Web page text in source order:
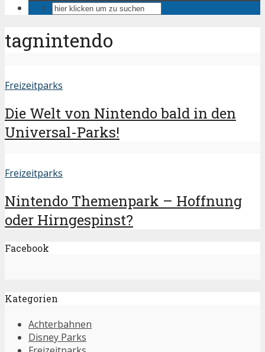
tagnintendo
Freizeitparks
Die Welt von Nintendo bald in den
Universal-Parks!
Freizeitparks
Nintendo Themenpark – Hoffnung
oder Hirngespinst?
Facebook
Kategorien
Achterbahnen
Disney Parks